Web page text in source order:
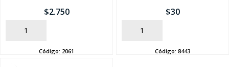
$2.750
AÑADIR
Código: 2061
$30
AÑADIR
Código: 8443